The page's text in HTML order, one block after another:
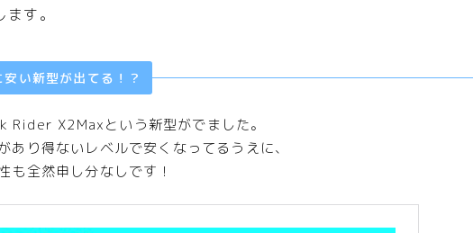
す。
安い新型が出てる！？
Rider X2Maxという新型がでました。
あり得ないレベルで安くなってるうえに、
も全然申し分なしです！